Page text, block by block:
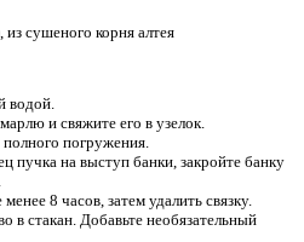
сушеного корня алтея
водой.
и свяжите его в узелок.
погружения.
пучка на выступ банки, закройте банку
8 часов, затем удалить связку.
в стакан. Добавьте необязательный